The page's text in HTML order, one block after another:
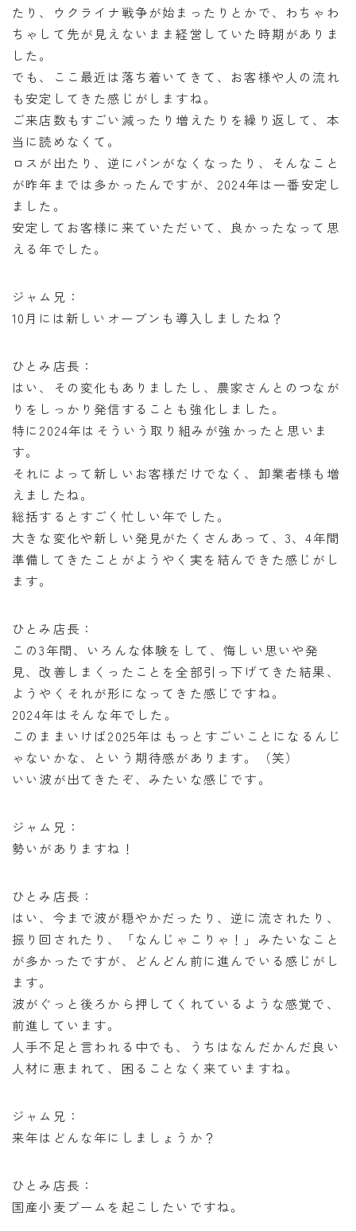
たり、ウクライナ戦争が始まったりとかで、わちゃわ
ちゃして先が見えないまま経営していた時期がありま
した。
でも、ここ最近は落ち着いてきて、お客様や人の流れ
も安定してきた感じがしますね。
ご来店数もすごい減ったり増えたりを繰り返して、本
当に読めなくて。
ロスが出たり、逆にパンがなくなったり、そんなこと
が昨年までは多かったんですが、2024年は一番安定し
ました。
安定してお客様に来ていただいて、良かったなって思
える年でした。
ジャム兄：
10月には新しいオーブンも導入しましたね？
ひとみ店長：
はい、その変化もありましたし、農家さんとのつなが
りをしっかり発信することも強化しました。
特に2024年はそういう取り組みが強かったと思いま
す。
それによって新しいお客様だけでなく、卸業者様も増
えましたね。
総括するとすごく忙しい年でした。
大きな変化や新しい発見がたくさんあって、3、4年間
準備してきたことがようやく実を結んできた感じがし
ます。
ひとみ店長：
この3年間、いろんな体験をして、悔しい思いや発
見、改善しまくったことを全部引っ下げてきた結果、
ようやくそれが形になってきた感じですね。
2024年はそんな年でした。
このままいけば2025年はもっとすごいことになるんじ
ゃないかな、という期待感があります。（笑）
いい波が出てきたぞ、みたいな感じです。
ジャム兄：
勢いがありますね！
ひとみ店長：
はい、今まで波が穏やかだったり、逆に流されたり、
振り回されたり、「なんじゃこりゃ！」みたいなこと
が多かったですが、どんどん前に進んでいる感じがし
ます。
波がぐっと後ろから押してくれているような感覚で、
前進しています。
人手不足と言われる中でも、うちはなんだかんだ良い
人材に恵まれて、困ることなく来ていますね。
ジャム兄：
来年はどんな年にしましょうか？
ひとみ店長：
国産小麦ブームを起こしたいですね。